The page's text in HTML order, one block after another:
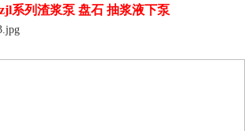
系列渣浆泵 盘石 抽浆液下泵